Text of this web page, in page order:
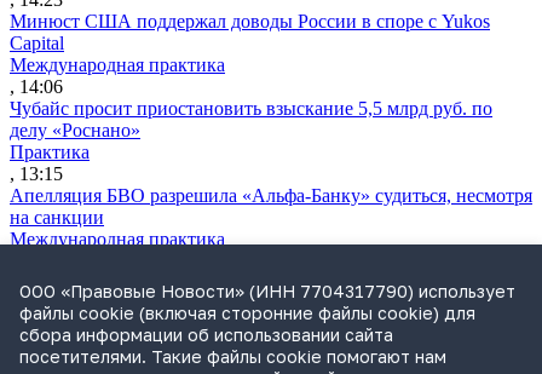
Минюст США поддержал доводы России в споре с Yukos
Capital
Международная практика
, 14:06
Чубайс просит приостановить взыскание 5,5 млрд руб. по
делу «Роснано»
Практика
, 13:15
Апелляция БВО разрешила «Альфа-Банку» судиться, несмотря
на санкции
Международная практика
Суд подтвердил законность ареста счетов «Межрегионстроя»
на 1,18 млрд руб.
Практика
, 12:04
ВС разрешил сдавать жилые дома как гостевые без изменения
ООО «Правовые Новости» (ИНН 7704317790) использует
файлы cookie (включая сторонние файлы cookie) для
сбора информации об использовании сайта
посетителями. Такие файлы cookie помогают нам